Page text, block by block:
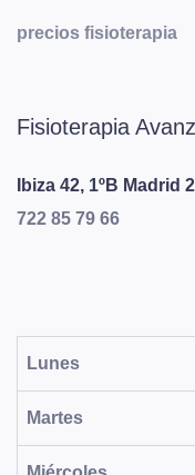
precios fisioterapia
Fisioterapia
Ibiza 42, 1ºB Madrid
722 85 79 66
Lunes
Martes